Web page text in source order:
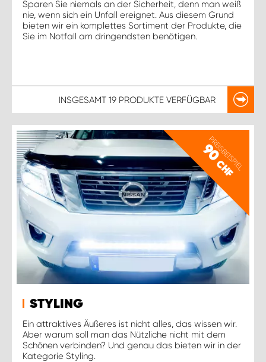
Sparen Sie niemals an der Sicherheit, denn man weiß
nie, wenn sich ein Unfall ereignet. Aus diesem Grund
bieten wir ein komplettes Sortiment der Produkte, die
Sie im Notfall am dringendsten benötigen.
INSGESAMT 19 PRODUKTE VERFÜGBAR
PREISBEISPIEL
90
CHF
STYLING
Ein attraktives Äußeres ist nicht alles, das wissen wir.
Aber warum soll man das Nützliche nicht mit dem
Schönen verbinden? Und genau das bieten wir in der
Kategorie Styling.